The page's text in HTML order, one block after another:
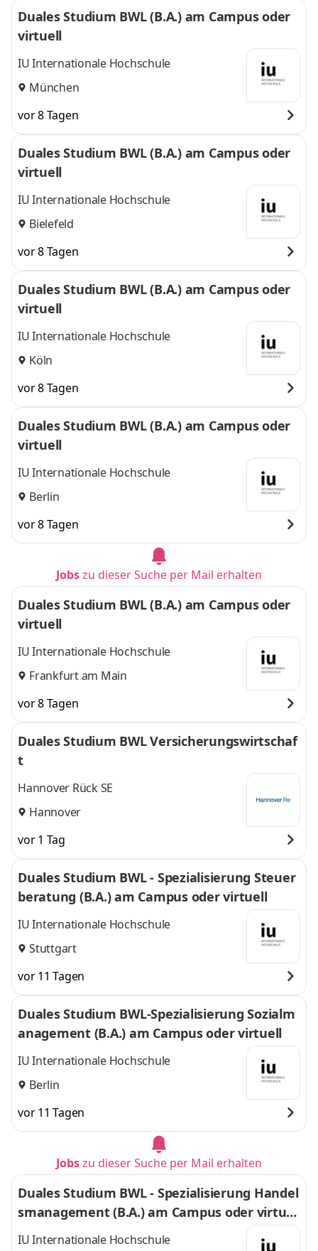
Duales Studium BWL (B.A.) am Campus oder
virtuell
IU Internationale Hochschule
München
vor 8 Tagen
Duales Studium BWL (B.A.) am Campus oder
virtuell
IU Internationale Hochschule
Bielefeld
vor 8 Tagen
Duales Studium BWL (B.A.) am Campus oder
virtuell
IU Internationale Hochschule
Köln
vor 8 Tagen
Duales Studium BWL (B.A.) am Campus oder
virtuell
IU Internationale Hochschule
Berlin
vor 8 Tagen
Jobszu dieser Suche per Mail erhalten
Duales Studium BWL (B.A.) am Campus oder
virtuell
IU Internationale Hochschule
Frankfurt am Main
vor 8 Tagen
Duales Studium BWL Versicherungswirtschaf
t
Hannover Rück SE
Hannover
vor 1 Tag
Duales Studium BWL - Spezialisierung Steuer
beratung (B.A.) am Campus oder virtuell
IU Internationale Hochschule
Stuttgart
vor 11 Tagen
Duales Studium BWL-Spezialisierung Sozialm
anagement (B.A.) am Campus oder virtuell
IU Internationale Hochschule
Berlin
vor 11 Tagen
Jobszu dieser Suche per Mail erhalten
Duales Studium BWL - Spezialisierung Handel
smanagement (B.A.) am Campus oder virtuel
l
IU Internationale Hochschule